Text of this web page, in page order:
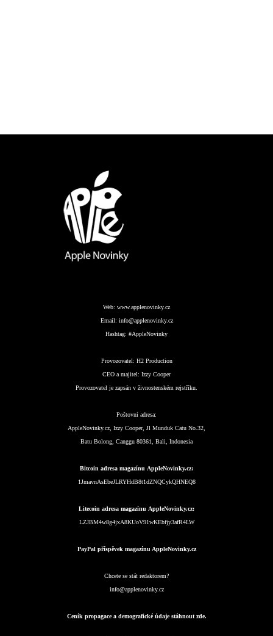
Web: www.applenovinky.cz
Email: info@applenovinky.cz
Hashtag: #AppleNovinky
Provozovatel: H2 Production
CEO a majitel: Izzy Cooper
Provozovatel je zapsán v živnostenském rejstříku.
Poštovní adresa:
AppleNovinky.cz, Izzy Cooper, Jl Munduk Catu No.32,
Batu Bolong, Canggu 80361, Bali, Indonesia
Bitcoin adresa magazínu AppleNovinky.cz:
1JmavnAsEbeJLRYHdB8t1dZNQCykQHNEQ8
Litecoin adresa magazínu AppleNovinky.cz:
LZJBM4w8g4jxA8KUoV91wKEbfjy3afR4LW
PayPal příspěvek magazínu AppleNovinky.cz
Chcete se stát redaktorem?
info@applenovinky.cz
Ceník propagace a demografické údaje stáhnout zde.